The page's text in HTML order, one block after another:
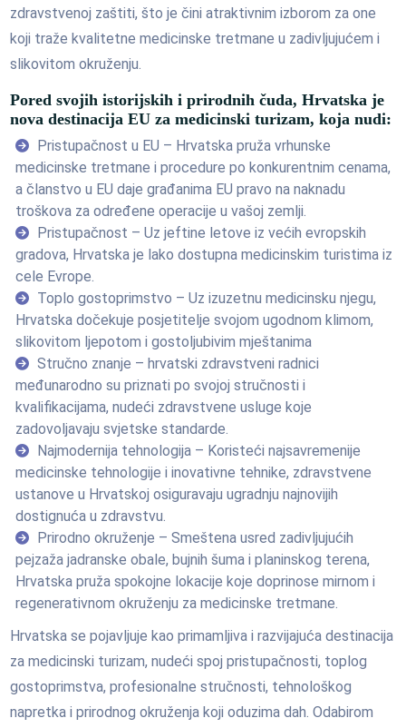
zdravstvenoj zaštiti, što je čini atraktivnim izborom za one
koji traže kvalitetne medicinske tretmane u zadivljujućem i
slikovitom okruženju.
Pored svojih istorijskih i prirodnih čuda, Hrvatska je
nova destinacija EU za medicinski turizam, koja nudi:
Pristupačnost u EU – Hrvatska pruža vrhunske
medicinske tretmane i procedure po konkurentnim cenama,
a članstvo u EU daje građanima EU pravo na naknadu
troškova za određene operacije u vašoj zemlji.
Pristupačnost – Uz jeftine letove iz većih evropskih
gradova, Hrvatska je lako dostupna medicinskim turistima iz
cele Evrope.
Toplo gostoprimstvo – Uz izuzetnu medicinsku njegu,
Hrvatska dočekuje posjetitelje svojom ugodnom klimom,
slikovitom ljepotom i gostoljubivim mještanima
Stručno znanje – hrvatski zdravstveni radnici
međunarodno su priznati po svojoj stručnosti i
kvalifikacijama, nudeći zdravstvene usluge koje
zadovoljavaju svjetske standarde.
Najmodernija tehnologija – Koristeći najsavremenije
medicinske tehnologije i inovativne tehnike, zdravstvene
ustanove u Hrvatskoj osiguravaju ugradnju najnovijih
dostignuća u zdravstvu.
Prirodno okruženje – Smeštena usred zadivljujućih
pejzaža jadranske obale, bujnih šuma i planinskog terena,
Hrvatska pruža spokojne lokacije koje doprinose mirnom i
regenerativnom okruženju za medicinske tretmane.
Hrvatska se pojavljuje kao primamljiva i razvijajuća destinacija
za medicinski turizam, nudeći spoj pristupačnosti, toplog
gostoprimstva, profesionalne stručnosti, tehnološkog
napretka i prirodnog okruženja koji oduzima dah. Odabirom